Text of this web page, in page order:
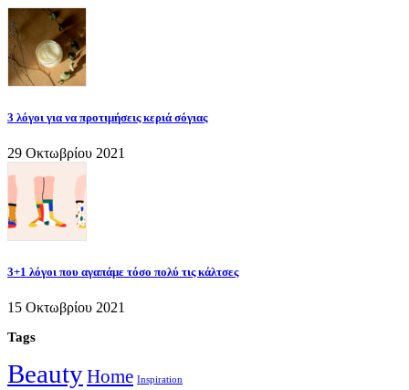
3 λόγοι για να προτιμήσεις κεριά σόγιας
29 Οκτωβρίου 2021
3+1 λόγοι που αγαπάμε τόσο πολύ τις κάλτσες
15 Οκτωβρίου 2021
Tags
BeautyHome Inspiration